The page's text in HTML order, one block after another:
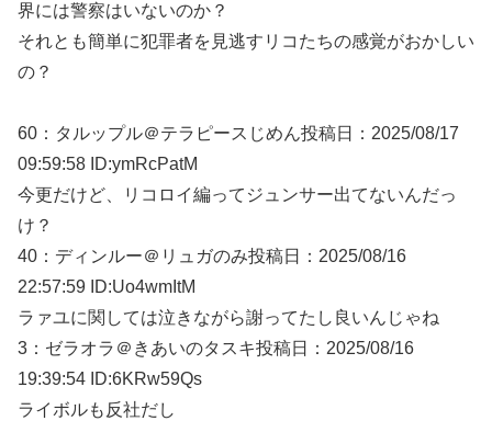
界には警察はいないのか？
それとも簡単に犯罪者を見逃すリコたちの感覚がおかしい
の？
60： タルップル＠テラピースじめん投稿日：2025/08/17
09:59:58 ID:ymRcPatM
今更だけど、リコロイ編ってジュンサー出てないんだっ
け？
40： ディンルー＠リュガのみ投稿日：2025/08/16
22:57:59 ID:Uo4wmItM
ラァユに関しては泣きながら謝ってたし良いんじゃね
3： ゼラオラ＠きあいのタスキ投稿日：2025/08/16
19:39:54 ID:6KRw59Qs
ライボルも反社だし